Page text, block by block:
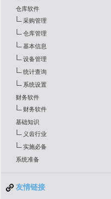
仓库软件
采购管理
仓库管理
基本信息
设备管理
统计查询
系统设置
财务软件
财务软件
基础知识
义齿行业
实施必备
系统准备
友情链接